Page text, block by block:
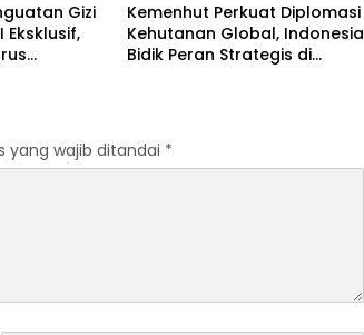
Gizi
Eksklusif,
Kemenhut Perkuat Diplomasi
Kehutanan Global, Indonesia
Bidik Peran Strategis di
yang wajib ditandai *